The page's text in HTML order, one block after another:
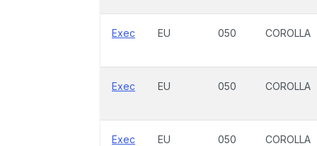
Exec EU 050 COROLLA
Exec EU 050 COROLLA
Exec EU 050 COROLLA